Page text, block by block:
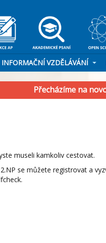
INFORMAČNÍ VZDĚLÁVÁNÍ
Přecházíme na
museli kamkoliv cestovat.
se můžete registrovat a